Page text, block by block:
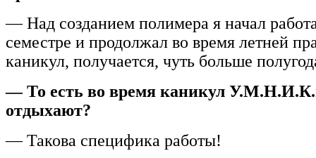
— Над созданием полимера я начал
семестре и продолжал во время летней
каникул, получается, чуть больше
— То есть во время каникул
отдыхают?
— Такова специфика работы!